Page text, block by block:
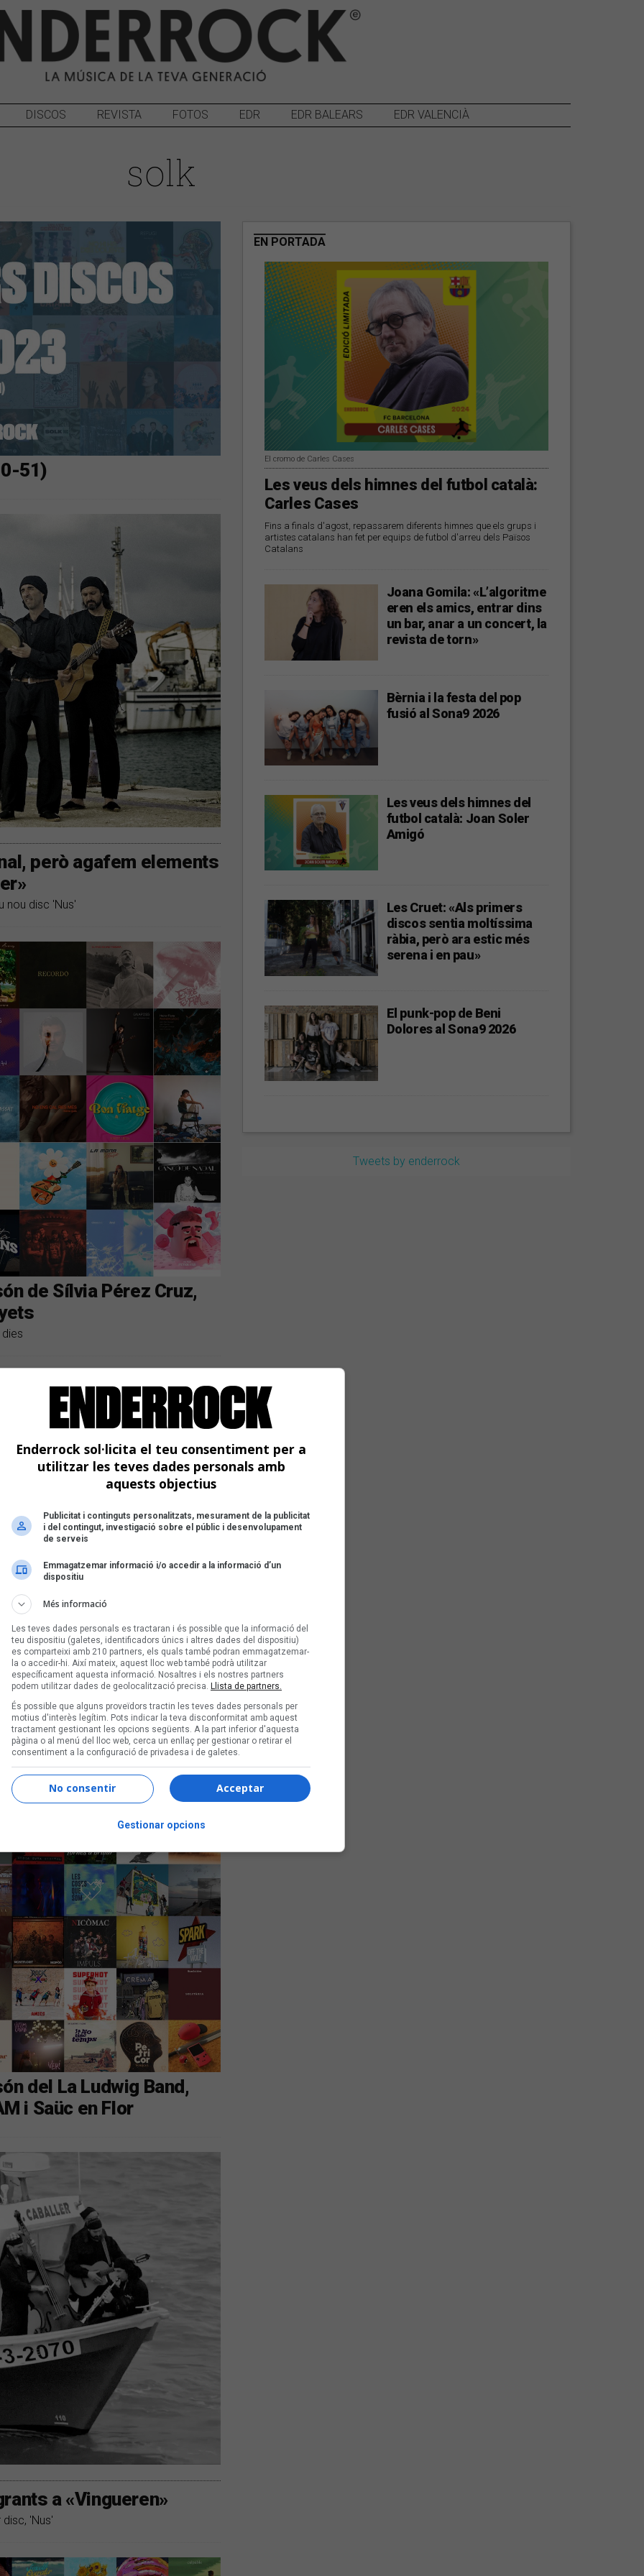
DISCOS REVISTA FOTOS EDR EDR BALEARS EDR VALENCIÀ
solk
51)
però agafem elements
nou disc 'Nus'
de Sílvia Pérez Cruz,
per Lluís Llach al
Pol al guanyador del certamen aquest 14
del La Ludwig Band,
i Saüc en Flor
a «Vingueren»
'Nus'
EN PORTADA
El cromo de Carles Cases
Les veus dels himnes del futbol català:
Carles Cases
Fins a finals d'agost, repassarem diferents himnes que els grups i
artistes catalans han fet per equips de futbol d'arreu dels Països
Catalans
Joana Gomila: «L’algoritme
eren els amics, entrar dins
un bar, anar a un concert, la
revista de torn»
Bèrnia i la festa del pop
fusió al Sona9 2026
Les veus dels himnes del
futbol català: Joan Soler
Amigó
Les Cruet: «Als primers
discos sentia moltíssima
ràbia, però ara estic més
serena i en pau»
El punk-pop de Beni
Dolores al Sona9 2026
Tweets by enderrock
Enderrock sol·licita el teu consentiment per a
utilitzar les teves dades personals amb
aquests objectius
Publicitat i continguts personalitzats, mesurament de la publicitat
i del contingut, investigació sobre el públic i desenvolupament
de serveis
Emmagatzemar informació i/o accedir a la informació d’un
dispositiu
Més informació
Les teves dades personals es tractaran i és possible que la informació del
teu dispositiu (galetes, identificadors únics i altres dades del dispositiu)
es comparteixi amb 210 partners, els quals també podran emmagatzemar-
la o accedir-hi. Així mateix, aquest lloc web també podrà utilitzar
específicament aquesta informació. Nosaltres i els nostres partners
podem utilitzar dades de geolocalització precisa. Llista de partners.
És possible que alguns proveïdors tractin les teves dades personals per
motius d'interès legítim. Pots indicar la teva disconformitat amb aquest
tractament gestionant les opcions següents. A la part inferior d'aquesta
pàgina o al menú del lloc web, cerca un enllaç per gestionar o retirar el
consentiment a la configuració de privadesa i de galetes.
Acceptar
No consentir
Gestionar opcions